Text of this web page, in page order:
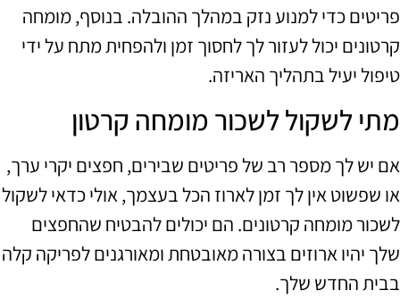
פריטים כדי למנוע נזק במהלך ההובלה. בנוסף, מומחה
קרטונים יכול לעזור לך לחסוך זמן ולהפחית מתח על ידי
טיפול יעיל בתהליך האריזה.
מתי לשקול לשכור מומחה קרטון
אם יש לך מספר רב של פריטים שבירים, חפצים יקרי ערך,
או שפשוט אין לך זמן לארוז הכל בעצמך, אולי כדאי לשקול
לשכור מומחה קרטונים. הם יכולים להבטיח שהחפצים
שלך יהיו ארוזים בצורה מאובטחת ומאורגנים לפריקה קלה
בבית החדש שלך.